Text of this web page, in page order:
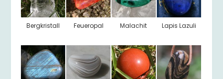
Bergkristall Feueropal Malachit Lapis Lazuli